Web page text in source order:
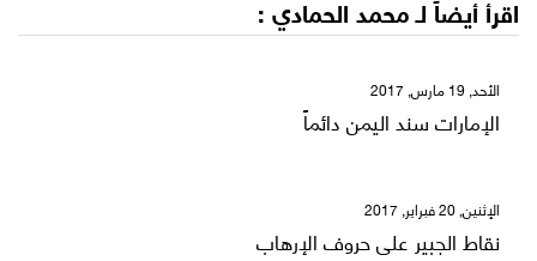
اقرأ أيضاً لـ محمد الحمادي :
الأحد, 19 مارس, 2017
الإمارات سند اليمن دائماًً
الإثنين, 20 فبراير, 2017
نقاط الجبير على حروف الإرهاب